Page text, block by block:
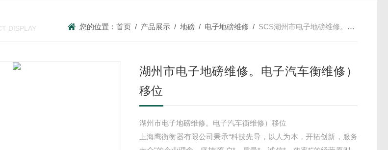
DISPLAY 您的位置：首页 / 产品展示 /地磅 / 电子地磅维修 / SCS湖州市电子地磅维修。电子汽车衡维修）移位
湖州市电子地磅维修。电子汽车衡维修）
移位
湖州市电子地磅维修。电子汽车衡维修）移位
上海鹰衡衡器有限公司秉承“科技先导，以人为本，开拓创新，服务